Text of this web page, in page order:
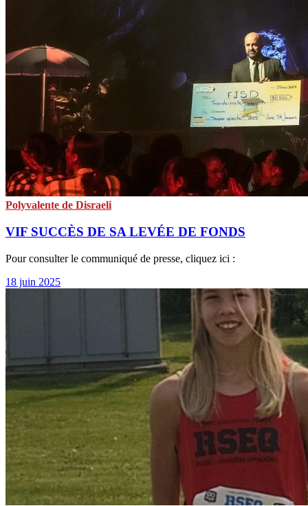
Polyvalente de Disraeli
VIF SUCCÈS DE SA LEVÉE DE FONDS
Pour consulter le communiqué de presse, cliquez ici :
18 juin 2025